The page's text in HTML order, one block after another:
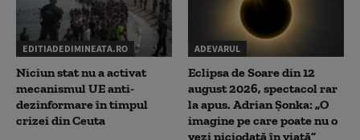
EDITIADEDIMINEATA.RO
Niciun stat nu a activat
mecanismul UE anti-
dezinformare în timpul
crizei din Ceuta
ADEVARUL
Eclipsa de Soare din 12
august 2026, spectacol rar
la apus. Adrian Șonka: „O
imagine pe care poate nu o
vezi niciodată în viață”